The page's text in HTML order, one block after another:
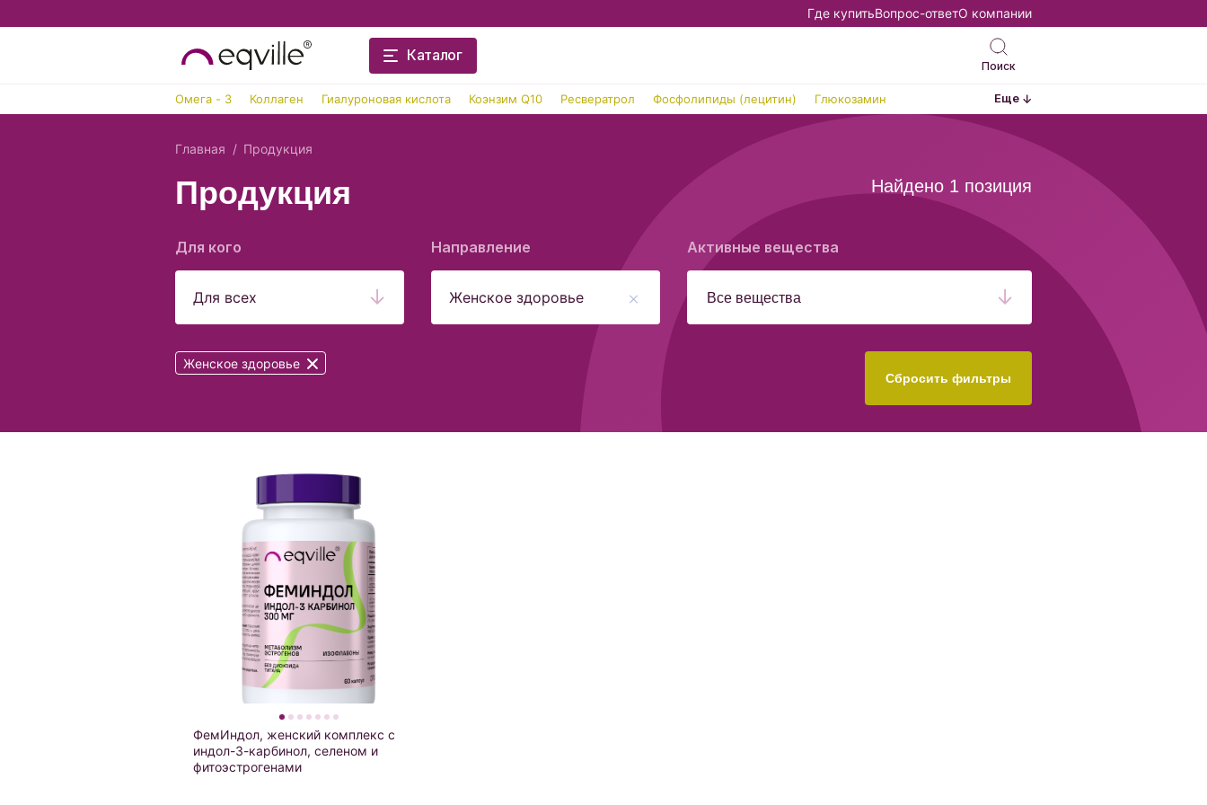
Где купитьВопрос-ответО компании
Каталог
Поиск
Омега - 3 Коллаген Гиалуроновая кислота Коэнзим Q10 Ресвератрол Фосфолипиды (лецитин) Глюкозамин Еще
Главная Продукция
Продукция Найдено 1 позиция
Для кого
Для всех
Направление
Женское здоровье
Активные вещества
Сбросить фильтры
Женское здоровье
ФемИндол, женский комплекс с
индол-3-карбинол, селеном и
фитоэстрогенами